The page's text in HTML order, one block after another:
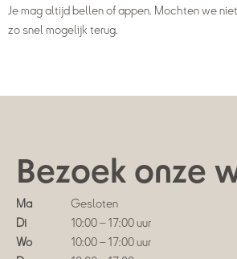
Je mag altijd bellen of appen. Mochten we
zo snel mogelijk terug.
Bezoek onze
Ma
Gesloten
Di
10:00 – 17:00 uur
Wo
10:00 – 17:00 uur